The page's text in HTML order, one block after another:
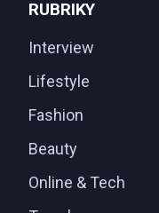
RUBRIKY
Interview
Lifestyle
Fashion
Beauty
Online & Tech